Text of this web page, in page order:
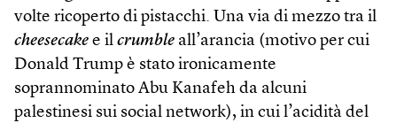
volte ricoperto di pistacchi. Una via di mezzo tra il
cheesecake e il crumble all’arancia (motivo per cui
Donald Trump è stato ironicamente
soprannominato Abu Kanafeh da alcuni
palestinesi sui social network), in cui l’acidità del